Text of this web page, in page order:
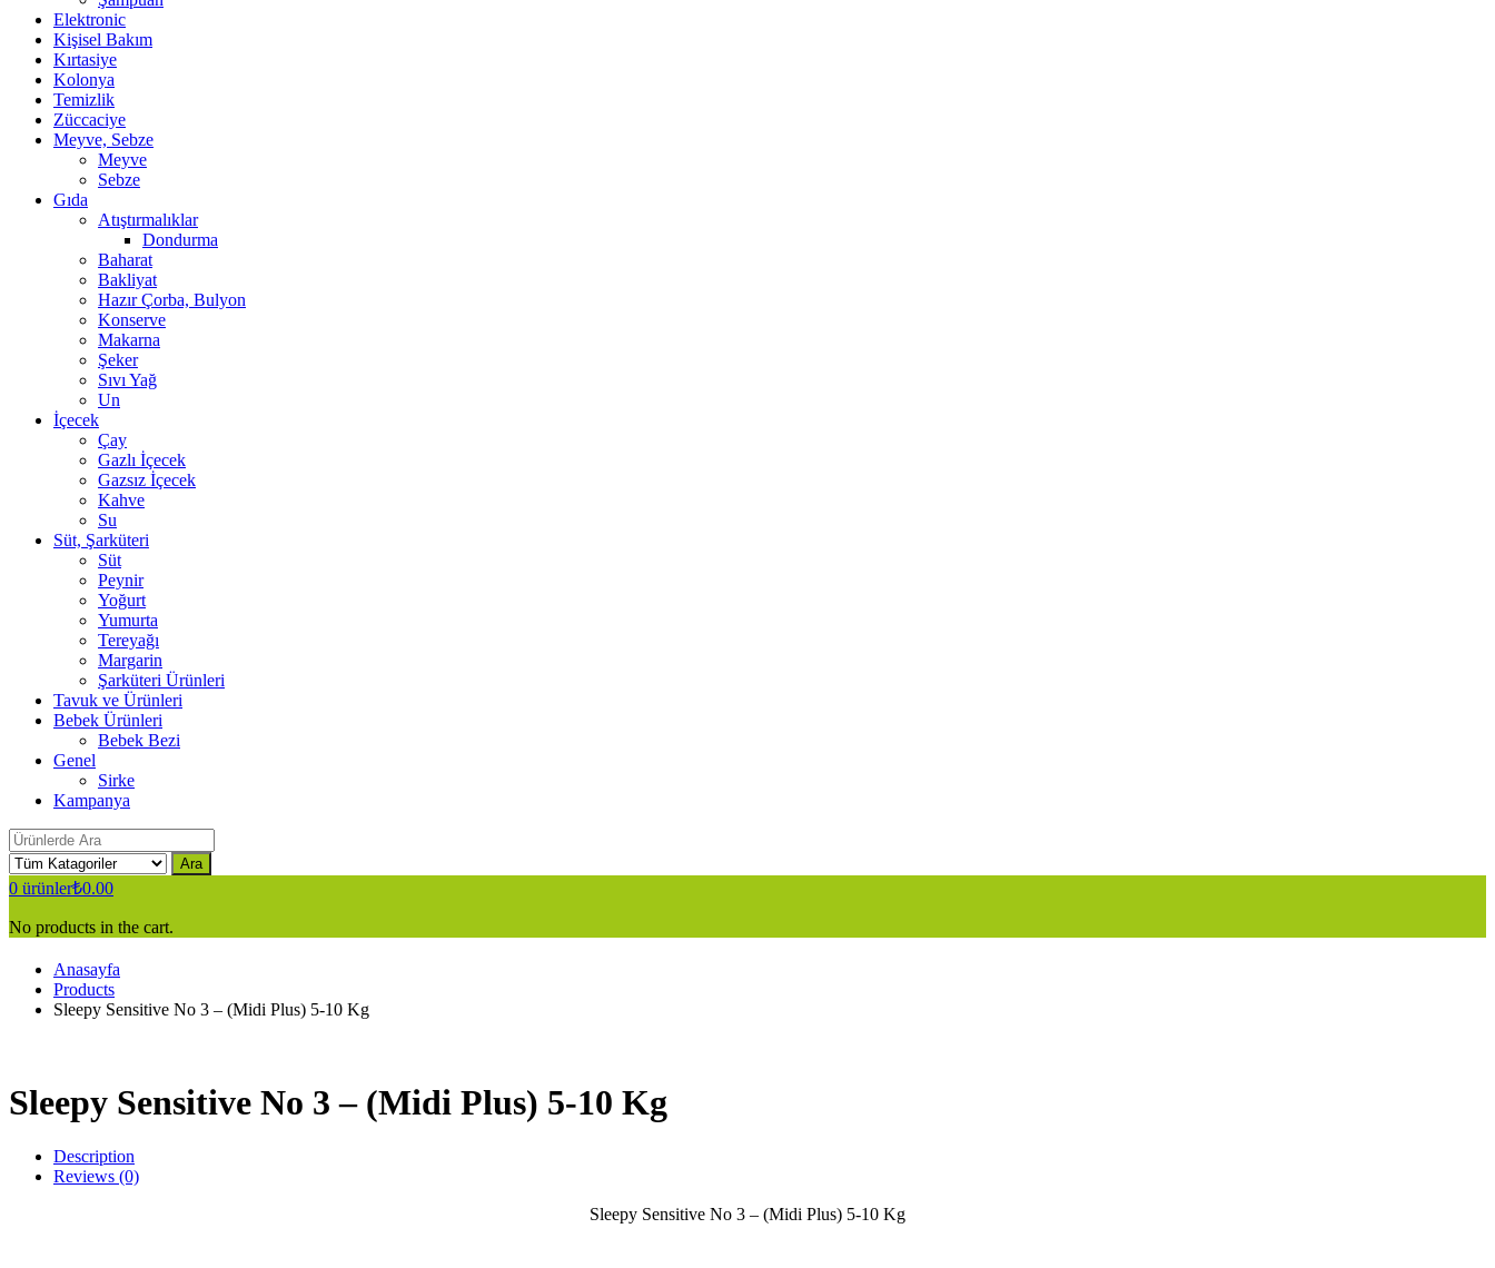
Elektronic
Kişisel Bakım
Kırtasiye
Kolonya
Temizlik
Züccaciye
Meyve, Sebze
Meyve
Sebze
Gıda
Atıştırmalıklar
Dondurma
Baharat
Bakliyat
Hazır Çorba, Bulyon
Konserve
Makarna
Şeker
Sıvı Yağ
Un
İçecek
Çay
Gazlı İçecek
Gazsız İçecek
Kahve
Su
Süt, Şarküteri
Süt
Peynir
Yoğurt
Yumurta
Tereyağı
Margarin
Şarküteri Ürünleri
Tavuk ve Ürünleri
Bebek Ürünleri
Bebek Bezi
Genel
Sirke
Kampanya
Ara
0 ürünler₺0.00
No products in the cart.
Anasayfa
Products
Sleepy Sensitive No 3 – (Midi Plus) 5-10 Kg
Sleepy Sensitive No 3 – (Midi Plus) 5-10 Kg
Description
Reviews (0)
Sleepy Sensitive No 3 – (Midi Plus) 5-10 Kg